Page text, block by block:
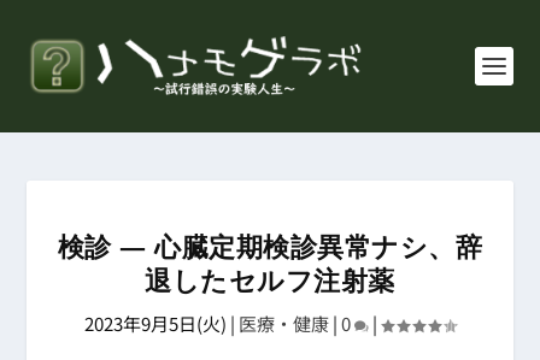
検診 ― 心臓定期検診異常ナシ、辞
退したセルフ注射薬
2023年9月5日(火) | 医療・健康|0 |